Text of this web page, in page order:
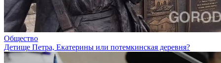
Общество
Детище Петра, Екатерины или потемкинская деревня?